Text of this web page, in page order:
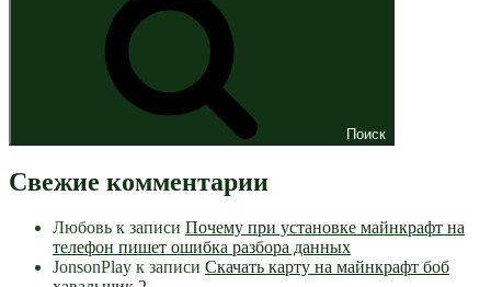
Поиск
Свежие комментарии
Любовь к записи Почему при установке майнкрафт на
телефон пишет ошибка разбора данных
JonsonPlay к записи Скачать карту на майнкрафт боб